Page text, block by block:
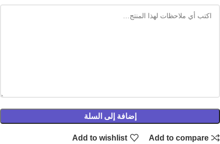
إضافة إلى السلة
Add to compare
Add to wishlist